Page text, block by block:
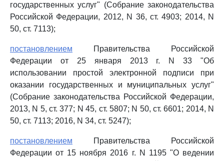
государственных услуг" (Собрание законодательства
Российской Федерации, 2012, N 36, ст. 4903; 2014, N
50, ст. 7113);
постановлением Правительства Российской
Федерации от 25 января 2013 г. N 33 "Об
использовании простой электронной подписи при
оказании государственных и муниципальных услуг"
(Собрание законодательства Российской Федерации,
2013, N 5, ст. 377; N 45, ст. 5807; N 50, ст. 6601; 2014, N
50, ст. 7113; 2016, N 34, ст. 5247);
постановлением Правительства Российской
Федерации от 15 ноября 2016 г. N 1195 "О ведении